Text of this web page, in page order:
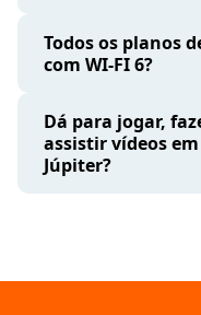
Todos os planos
com WI-FI 6?
Dá para jogar,
assistir vídeos
Júpiter?